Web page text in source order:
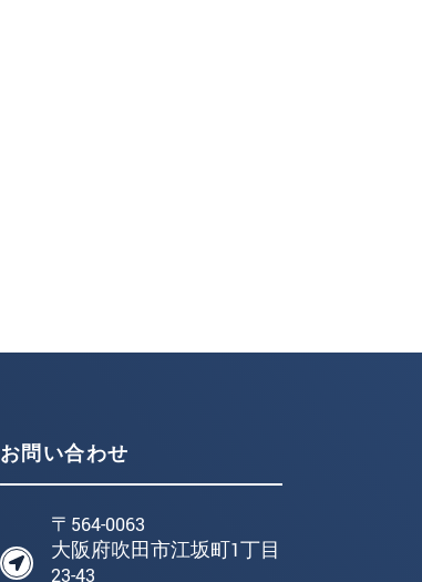
お問い合わせ
〒564-0063
大阪府吹田市江坂町1丁目
23-43